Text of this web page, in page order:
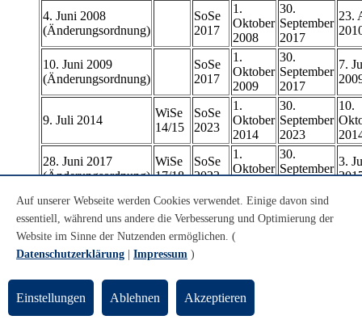
4. Juni 2008
(Änderungsordnung)
SoSe
2017
1.
Oktober
2008
30.
September
2017
23.
10. Juni 2009
(Änderungsordnung)
SoSe
2017
1.
Oktober
2009
30.
September
2017
7.
9. Juli 2014
WiSe
14/15
SoSe
2023
1.
Oktober
2014
30.
September
2023
10.
28. Juni 2017
(Änderungsordnung)
WiSe
17/18
SoSe
2023
1.
Oktober
30.
September
3.
(Änderungsordnung) 19/20
2023
1.
Oktober
2019
30.
September
WiSe
2020
15. Mai 2024
WiSe
1.
Oktober
Auf unserer Webseite werden Cookies verwendet. Einige davon sind
essentiell, während uns andere die Verbesserung und Optimierung der
Website im Sinne der Nutzenden ermöglichen. (
Datenschutzerklärung
Impressum )
Einstellungen Ablehnen Akzeptieren